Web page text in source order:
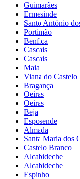
Guimarães
Ermesinde
Santo António
Portimão
Benfica
Cascais
Cascais
Maia
Viana do Castelo
Bragança
Oeiras
Oeiras
Beja
Esposende
Almada
Santa Maria dos
Castelo Branco
Alcabideche
Alcabideche
Espinho